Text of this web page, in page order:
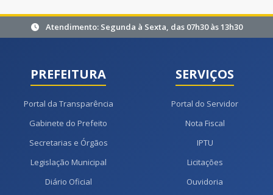
Atendimento: Segunda à Sexta, das 07h30 às 13h30
PREFEITURA
Portal da Transparência
Gabinete do Prefeito
Secretarias e Órgãos
Legislação Municipal
Diário Oficial
SERVIÇOS
Portal do Servidor
Nota Fiscal
IPTU
Licitações
Ouvidoria